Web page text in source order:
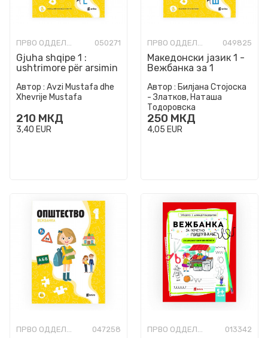
ПРВО ОДДЕЛЕНИЕ 050271
Gjuha shqipe 1 :
ushtrimore për arsimin
Автор : Avzi Mustafa dhe
Xhevrije Mustafa
210 МКД
3,40 EUR
ПРВО ОДДЕЛЕНИЕ 049825
Македонски јазик 1 -
Вежбанка за 1
деветгодишно
основно образова...
Автор : Билјана Стојоска
- Златков, Наташа
Тодоровска
250 МКД
4,05 EUR
ПРВО ОДДЕЛЕНИЕ 047258 ПРВО ОДДЕЛЕНИЕ 013342